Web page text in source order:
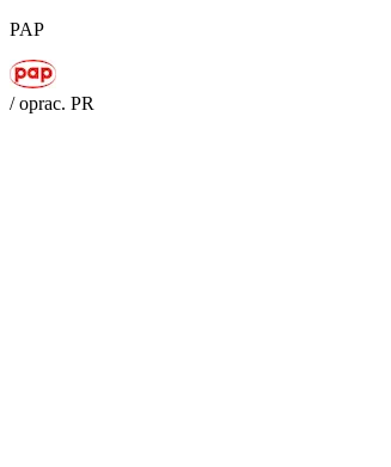
PAP
/ oprac. PR